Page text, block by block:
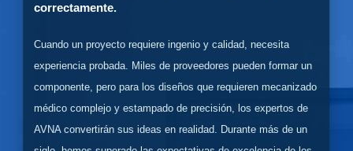
correctamente.
Cuando un proyecto requiere ingenio y calidad, necesita
experiencia probada. Miles de proveedores pueden formar un
componente, pero para los diseños que requieren mecanizado
médico complejo y estampado de precisión, los expertos de
AVNA convertirán sus ideas en realidad. Durante más de un